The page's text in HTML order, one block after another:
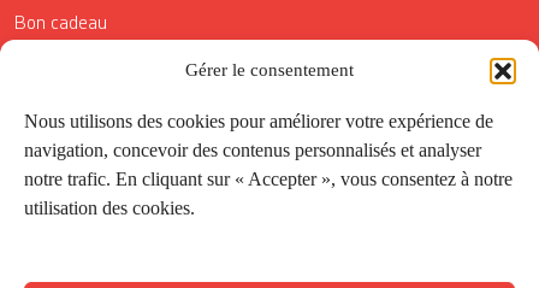
Gérer le consentement
Nous utilisons des cookies pour améliorer votre expérience de
navigation, concevoir des contenus personnalisés et analyser
notre trafic. En cliquant sur « Accepter », vous consentez à notre
utilisation des cookies.
Bon cadeau
Conditions générales de vente
Réductions de la Carte Côté Courrier
Application